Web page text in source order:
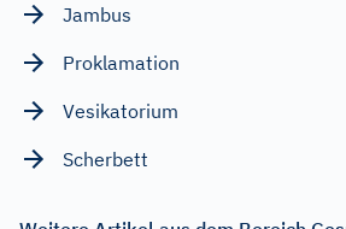
Jambus
Proklamation
Vesikatorium
Scherbett